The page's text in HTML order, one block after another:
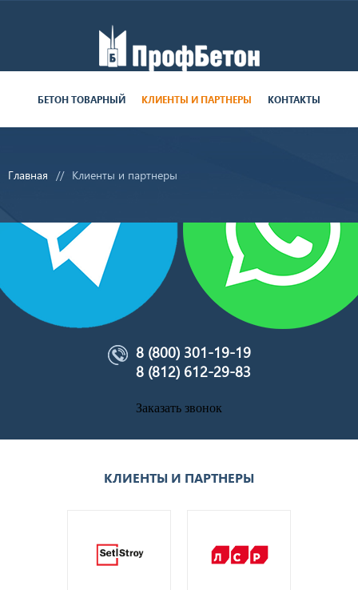
Работаем пн-пт с 9:00 до 19:00
поставки круглосуточно
8 (800) 301-19-19
8 (812) 612-29-83
Заказать звонок
БЕТОН ТОВАРНЫЙ КЛИЕНТЫ И ПАРТНЕРЫ КОНТАКТЫ
Главная Клиенты и партнеры
КЛИЕНТЫ И ПАРТНЕРЫ